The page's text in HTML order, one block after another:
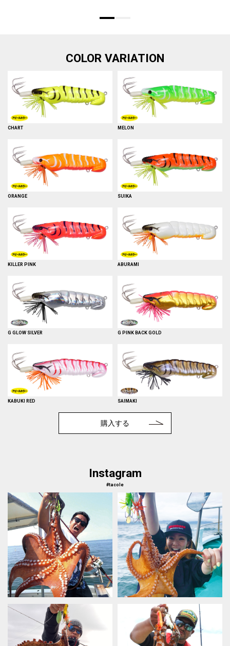
COLOR VARIATION
CHART MELON
ORANGE SUIKA
KILLER PINK ABURAMI
G GLOW SILVER G PINK BACK GOLD
KABUKI RED SAIMAKI
購入する
Instagram
#tacole